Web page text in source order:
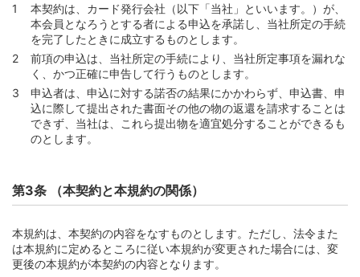
第19条 （暗証番号が使用された場合の本会員の責任）
第20条 （クレジットカード本人認証サービスが利用され
た場合の本会員の責任）
第21条 （第三者へのカード情報の登録と管理）
第2款 その他の義務
第22条 （年会費）
第25条 （年収および職業等の申告）
的地位の保有等に係る届出等）
第27条 （犯罪収益等隠匿行為等の禁止）
本契約は、カード発行会社（以下「当社」といいます。）が、
本会員となろうとする者による申込を承諾し、当社所定の手続
を完了したときに成立するものとします。
前項の申込は、当社所定の手続により、当社所定事項を漏れな
く、かつ正確に申告して行うものとします。
申込者は、申込に対する諾否の結果にかかわらず、申込書、申
込に際して提出された書面その他の物の返還を請求することは
できず、当社は、これら提出物を適宜処分することができるも
のとします。
第3条 （本契約と本規約の関係）
本規約は、本契約の内容をなすものとします。ただし、法令また
は本規約に定めるところに従い本規約が変更された場合には、変
更後の本規約が本契約の内容となります。